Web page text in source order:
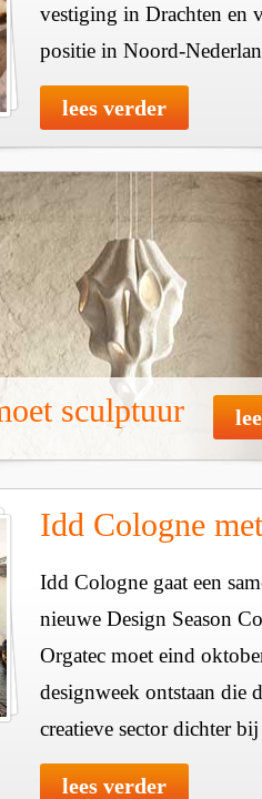
vestiging in Drachten en
positie in Noord-
lees verder
sculptuur
Idd Cologne
Idd Cologne gaat een
nieuwe Design Season
Orgatec moet eind
designweek ontstaan die
creatieve sector dichter
lees verder